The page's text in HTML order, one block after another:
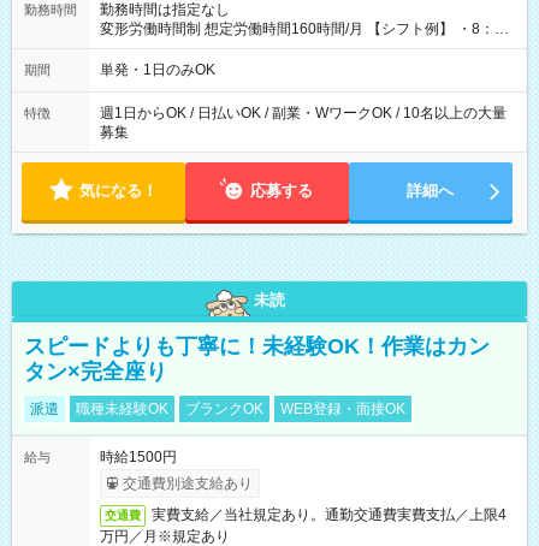
勤務時間
勤務時間は指定なし
変形労働時間制 想定労働時間160時間/月 【シフト例】 ・8：00
～21：00
期間 単発・1日のみOK
特徴
週1日からOK / 日払いOK / 副業・WワークOK / 10名以上の大量
募集
気になる！ 応募する 詳細へ
未読
スピードよりも丁寧に！未経験OK！作業はカン
タン×完全座り
派遣 職種未経験OK ブランクOK WEB登録・面接OK
給与
時給1500円
交通費別途支給あり
交通費
実費支給／当社規定あり。通勤交通費実費支払／上限4
万円／月※規定あり